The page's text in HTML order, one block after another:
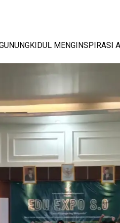
MENGINSPIRASI